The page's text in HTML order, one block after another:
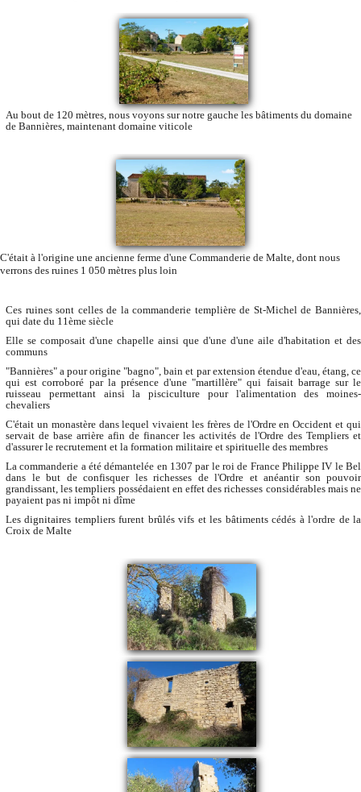
Au bout de 120 mètres, nous voyons sur notre gauche les bâtiments du domaine
de Bannières, maintenant domaine viticole
C'était à l'origine une ancienne ferme d'une Commanderie de Malte, dont nous
verrons des ruines 1 050 mètres plus loin
Ces ruines sont celles de la commanderie templière de St-Michel de Bannières,
qui date du 11ème siècle
Elle se composait d'une chapelle ainsi que d'une d'une aile d'habitation et des
communs
"Bannières" a pour origine "bagno", bain et par extension étendue d'eau, étang, ce
qui est corroboré par la présence d'une "martillère" qui faisait barrage sur le
ruisseau permettant ainsi la pisciculture pour l'alimentation des moines-
chevaliers
C'était un monastère dans lequel vivaient les frères de l'Ordre en Occident et qui
servait de base arrière afin de financer les activités de l'Ordre des Templiers et
d'assurer le recrutement et la formation militaire et spirituelle des membres
La commanderie a été démantelée en 1307 par le roi de France Philippe IV le Bel
dans le but de confisquer les richesses de l'Ordre et anéantir son pouvoir
grandissant, les templiers possédaient en effet des richesses considérables mais ne
payaient pas ni impôt ni dîme
Les dignitaires templiers furent brûlés vifs et les bâtiments cédés à l'ordre de la
Croix de Malte